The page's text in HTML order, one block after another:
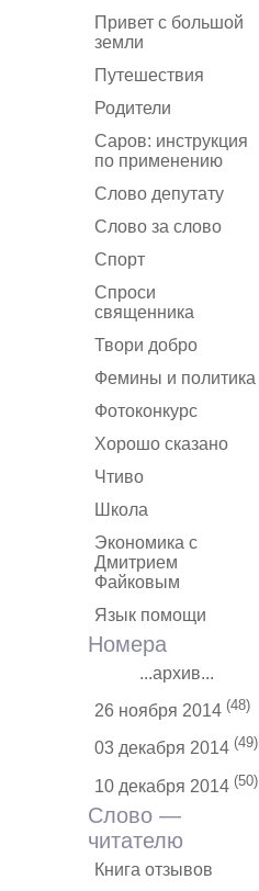
Привет с большой
земли
Путешествия
Родители
Саров: инструкция
по применению
Слово депутату
Слово за слово
Спорт
Спроси
священника
Твори добро
Фемины и политика
Фотоконкурс
Хорошо сказано
Чтиво
Школа
Экономика с
Дмитрием
Файковым
Язык помощи
Номера
...архив...
26 ноября 2014 (48)
03 декабря 2014 (49)
10 декабря 2014 (50)
Слово —
читателю
Книга отзывов